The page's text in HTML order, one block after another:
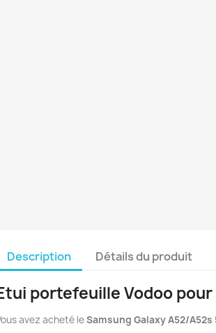
Description Détails du produit
portefeuille Vodoo
avez acheté leSamsung Galaxy A52/A52s